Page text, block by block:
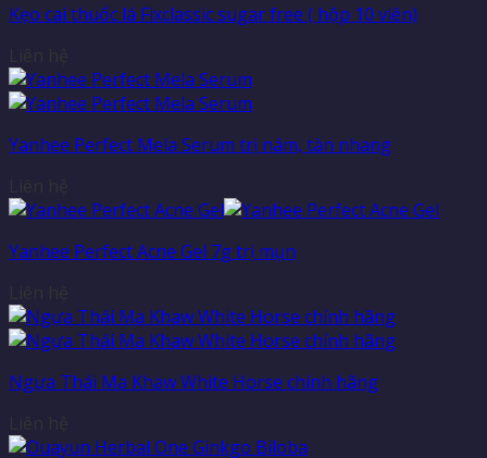
Kẹo cai thuốc lá Fixclassic sugar free ( hộp 10 viên)
Yanhee Perfect Mela Serum trị nám, tàn nhang
Yanhee Perfect Acne Gel 7g trị mụn
Ngựa Thái Ma Khaw White Horse chính hãng